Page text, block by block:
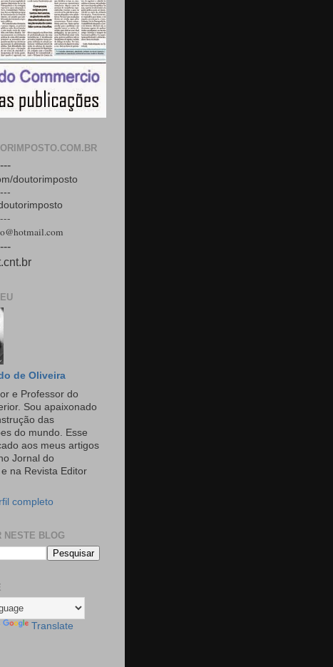
doutorimposto
de Oliveira
e Professor do
Sou apaixonado
das
do mundo. Esse
aos meus artigos
Jornal do
na Revista Editor
completo
NESTE BLOG
Translate